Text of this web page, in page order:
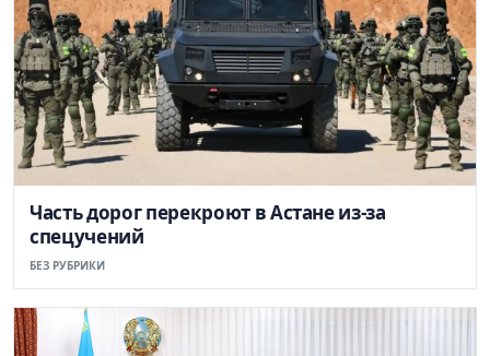
Часть дорог перекроют в Астане из-за
спецучений
БЕЗ РУБРИКИ